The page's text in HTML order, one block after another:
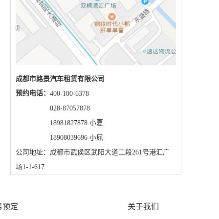
成都市路景汽车租赁有限公司
预约电话： 400-100-6378
028-87057878
18981827878 小夏
18908039696 小屈
公司地址：成都市武侯区武阳大道二段261号港汇广
场1-1-617
预定 关于我们